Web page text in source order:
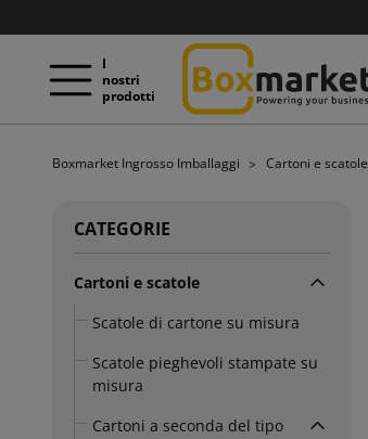
I
nostri
prodotti
Boxmarket Ingrosso Imballaggi Cartoni e scatole
CATEGORIE
Cartoni e scatole
Scatole di cartone su misura
Scatole pieghevoli stampate su
misura
Cartoni a seconda del tipo